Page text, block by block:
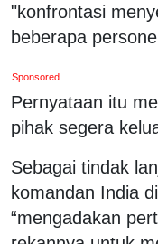
"konfrontasi
beberapa
Sponsored
Pernyataan itu
pihak segera
Sebagai tindak
komandan India
“mengadakan